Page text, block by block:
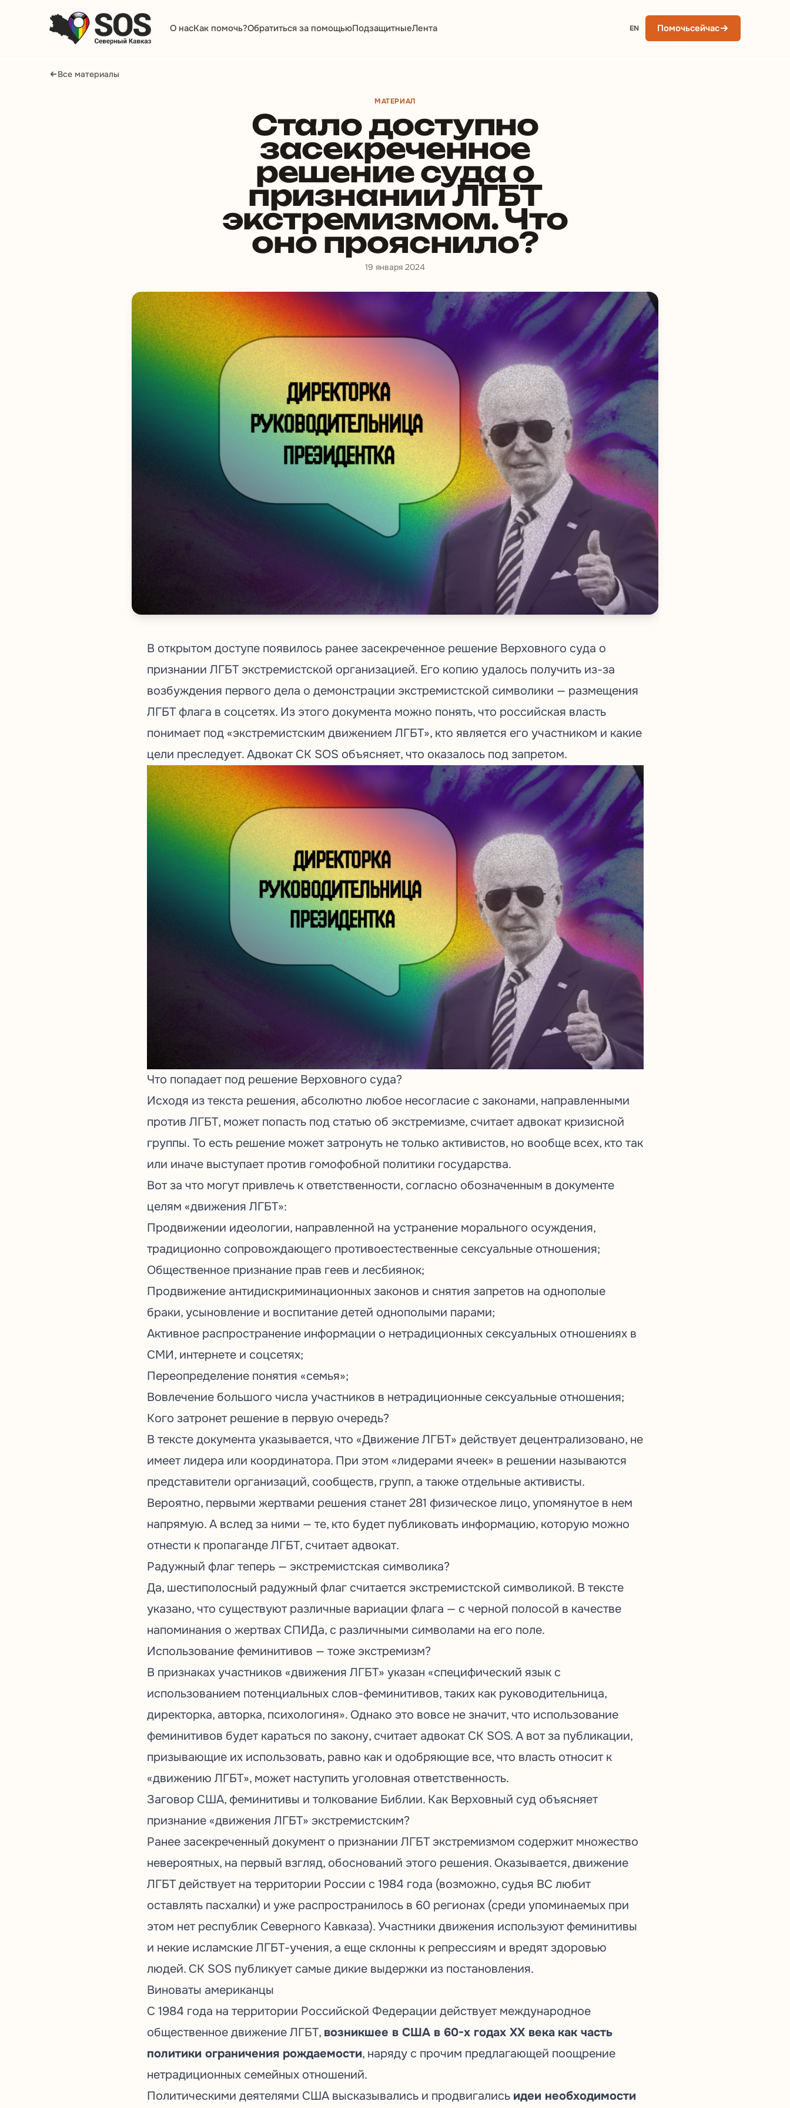
О насКак помочь?Обратиться за помощьюПодзащитныеЛента EN Помочьсейчас
Все материалы
МАТЕРИАЛ
Стало доступно
засекреченное
решение суда о
признании ЛГБТ
экстремизмом. Что
оно прояснило?
19 января 2024
В открытом доступе появилосьранее засекреченное решение Верховного суда о
признании ЛГБТ экстремистской организацией. Его копию удалось получить из-за
возбуждения первого дела о демонстрации экстремистской символики — размещения
ЛГБТ флага в соцсетях. Из этого документа можно понять, что российская власть
понимает под «экстремистским движением ЛГБТ», кто является его участником и какие
цели преследует. Адвокат СК SOS объясняет, что оказалось под запретом.
Что попадает под решение Верховного суда?
Исходя из текста решения, абсолютно любое несогласие с законами, направленными
против ЛГБТ, может попасть под статью об экстремизме, считает адвокат кризисной
группы. То есть решение может затронуть не только активистов, но вообще всех, кто так
или иначе выступает против гомофобной политики государства.
Вот за что могут привлечь к ответственности, согласно обозначенным в документе
целям «движения ЛГБТ»:
Продвижении идеологии, направленной на устранение морального осуждения,
традиционно сопровождающего противоестественные сексуальные отношения;
Общественное признание прав геев и лесбиянок;
Продвижение антидискриминационных законов и снятия запретов на однополые
браки, усыновление и воспитание детей однополыми парами;
Активное распространение информации о нетрадиционных сексуальных отношениях в
СМИ, интернете и соцсетях;
Переопределение понятия «семья»;
Вовлечение большого числа участников в нетрадиционные сексуальные отношения;
Кого затронет решение в первую очередь?
В тексте документа указывается, что «Движение ЛГБТ» действует децентрализовано, не
имеет лидера или координатора. При этом «лидерами ячеек» в решении называются
представители организаций, сообществ, групп, а также отдельные активисты.
Вероятно, первыми жертвами решения станет 281 физическое лицо, упомянутое в нем
напрямую. А вслед за ними — те, кто будет публиковать информацию, которую можно
отнести к пропаганде ЛГБТ, считает адвокат.
Радужный флаг теперь — экстремистская символика?
Да, шестиполосный радужный флаг считается экстремистской символикой. В тексте
указано, что существуют различные вариации флага — с черной полосой в качестве
напоминания о жертвах СПИДа, с различными символами на его поле.
Использование феминитивов — тоже экстремизм?
В признаках участников «движения ЛГБТ» указан «специфический язык с
использованием потенциальных слов-феминитивов, таких как руководительница,
директорка, авторка, психологиня». Однако это вовсе не значит, что использование
феминитивов будет караться по закону, считает адвокат СК SOS. А вот за публикации,
призывающие их использовать, равно как и одобряющие все, что власть относит к
«движению ЛГБТ», может наступить уголовная ответственность.
Заговор США, феминитивы и толкование Библии. Как Верховный суд объясняет
признание «движения ЛГБТ» экстремистским?
Ранее засекреченный документ о признании ЛГБТ экстремизмом содержит множество
невероятных, на первый взгляд, обоснований этого решения. Оказывается, движение
ЛГБТ действует на территории России с 1984 года (возможно, судья ВС любит
оставлять пасхалки) и уже распространилось в 60 регионах (среди упоминаемых при
этом нет республик Северного Кавказа). Участники движения используют феминитивы
и некие исламские ЛГБТ-учения, а еще склонны к репрессиям и вредят здоровью
людей. СК SOS публикует самые дикие выдержки из постановления.
Виноваты американцы
С 1984 года на территории Российской Федерации действует международное
общественное движение ЛГБТ, возникшее в США в 60-х годах ХХ века как часть
политики ограничения рождаемости, наряду с прочим предлагающей поощрение
нетрадиционных семейных отношений.
Политическими деятелями США высказывались и продвигались идеи необходимости